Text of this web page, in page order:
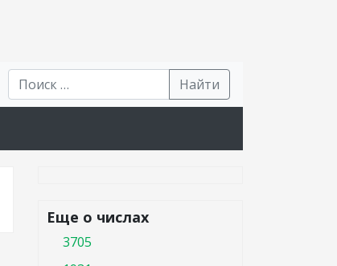
Найти
Еще о числах
3705